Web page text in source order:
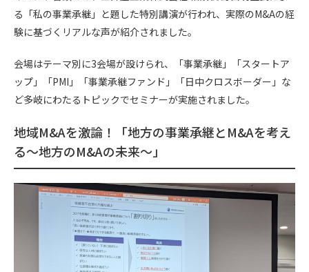
る「私の事業承継」と題した特別講演が行われ、実際のM&Aの経
験に基づくリアルな声が紹介されました。
会場はテーマ別に3会場が設けられ、「事業承継」「スタートア
ップ」「PMI」「事業承継ファンド」「日中クロスボーダー」な
ど多岐にわたるトピックでセミナーが実施されました。
地域M&Aを激論！「地方の事業承継とM&Aを考え
る～地方のM&Aの未来～」